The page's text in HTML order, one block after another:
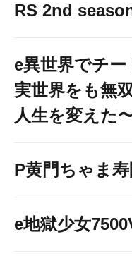
RS 2nd
e異世界でチ
実世界をも無
人生を変えた
P黄門ちゃま
e地獄少女